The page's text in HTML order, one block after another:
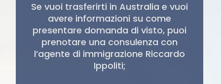
Se vuoi trasferirti in Australia e vuoi
avere informazioni su come
presentare domanda di visto, puoi
prenotare una consulenza con
l’agente di immigrazione Riccardo
Ippoliti;